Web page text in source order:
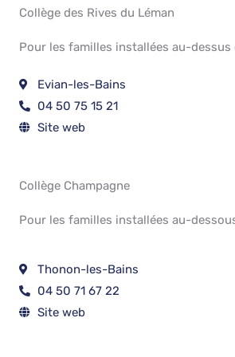
Collège des Rives du Léman
Pour les familles installées au-dessus
Evian-les-Bains
04 50 75 15 21
Site web
Collège Champagne
Pour les familles installées au-
Thonon-les-Bains
04 50 71 67 22
Site web